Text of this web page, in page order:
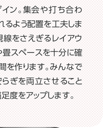
ン。集会や打ち合わ
るよう配置を工夫しま
線をさえぎるレイアウ
畳スペースを十分に確
を作ります。みんなで
ぎを両立させること
度をアップします。